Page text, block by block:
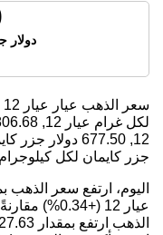
دولار
سعر الذهب عيار عيار 12 في كايمان هو
لكل غرام عيار 12,
12,
677.50 دولار جزر
جزر كايمان لكل كيلوجرام
عيار 12